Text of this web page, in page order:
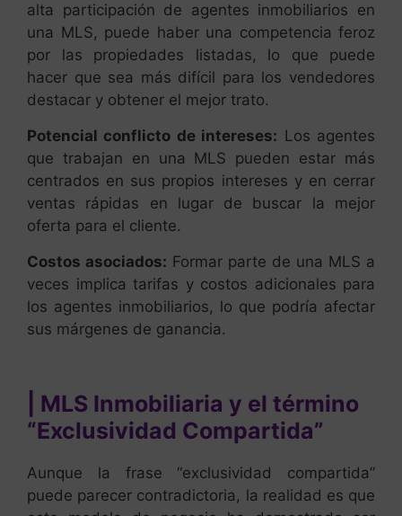
alta participación de agentes inmobiliarios en
una MLS, puede haber una competencia feroz
por las propiedades listadas, lo que puede
hacer que sea más difícil para los vendedores
destacar y obtener el mejor trato.
Potencial conflicto de intereses: Los agentes
que trabajan en una MLS pueden estar más
centrados en sus propios intereses y en cerrar
ventas rápidas en lugar de buscar la mejor
oferta para el cliente.
Costos asociados: Formar parte de una MLS a
veces implica tarifas y costos adicionales para
los agentes inmobiliarios, lo que podría afectar
sus márgenes de ganancia.
| MLS Inmobiliaria y el término
“Exclusividad Compartida”
Aunque la frase “exclusividad compartida”
puede parecer contradictoria, la realidad es que